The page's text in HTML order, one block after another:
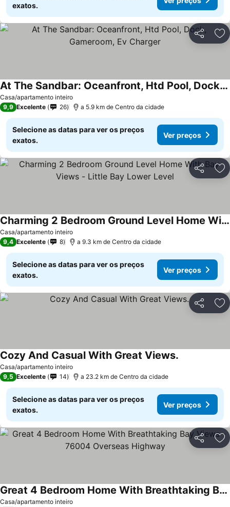
exatos.
Partilhar
Casa/apartamento inteiro
At The Sandbar: Oceanfront, Htd Pool, Dock, Gameroom, Ev Charger
9,9 Excelente 26 a 5.9 km de Centro da cidade
Selecione as datas para ver os preços
exatos.
Ver preços
Partilhar
Casa/apartamento inteiro
Charming 2 Bedroom Ground Level Home With Bay Views - Little Bay Lower Level
9,4 Excelente 8 a 9.3 km de Centro da cidade
Selecione as datas para ver os preços
exatos.
Ver preços
Partilhar
Casa/apartamento inteiro
Cozy And Casual With Great Views.
9,5 Excelente 14 a 23.2 km de Centro da cidade
Selecione as datas para ver os preços
exatos.
Ver preços
Partilhar
Casa/apartamento inteiro
Great 4 Bedroom Home With Breathtaking Bay Views - 76004 Overseas Highway